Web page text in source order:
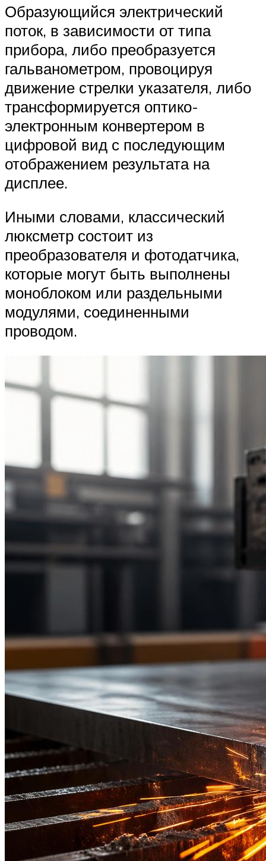
Образующийся электрический
поток, в зависимости от типа
прибора, либо преобразуется
гальванометром, провоцируя
движение стрелки указателя, либо
трансформируется оптико-
электронным конвертером в
цифровой вид с последующим
отображением результата на
дисплее.
Иными словами, классический
люксметр состоит из
преобразователя и фотодатчика,
которые могут быть выполнены
моноблоком или раздельными
модулями, соединенными
проводом.